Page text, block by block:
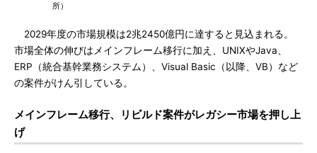
所）
2029年度の市場規模は2兆2450億円に達すると見込まれる。
市場全体の伸びはメインフレーム移行に加え、UNIXやJava、
ERP（統合基幹業務システム）、Visual Basic（以降、VB）など
の案件がけん引している。
メインフレーム移行、リビルド案件がレガシー市場を押し上
げ